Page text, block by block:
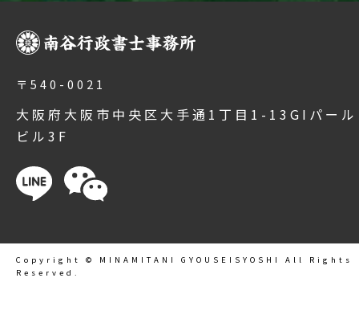
〒540-0021
大阪府大阪市中央区大手通1丁目1-13GIパール
ビル3F
Copyright © MINAMITANI GYOUSEISYOSHI All Rights
Reserved.